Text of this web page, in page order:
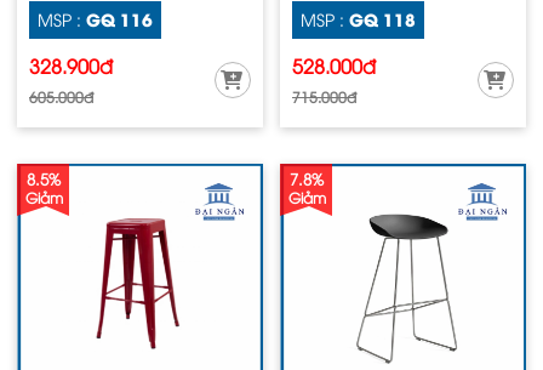
MSP : GQ 116
328.900đ
605.000đ
MSP : GQ 118
528.000đ
715.000đ
8.5%
Giảm
7.8%
Giảm